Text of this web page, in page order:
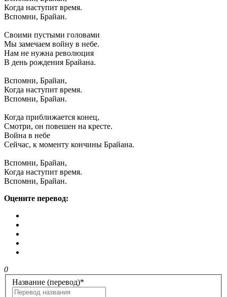
Когда наступит время.
Вспомни, Брайан.
Своими пустыми головами
Мы замечаем войну в небе.
Нам не нужна революция
В день рождения Брайана.
Вспомни, Брайан,
Когда наступит время.
Вспомни, Брайан.
Когда приближается конец,
Смотри, он повешен на кресте.
Война в небе
Сейчас, к моменту кончины Брайана.
Вспомни, Брайан,
Когда наступит время.
Вспомни, Брайан.
Оцените перевод:
0
Название (перевод)*